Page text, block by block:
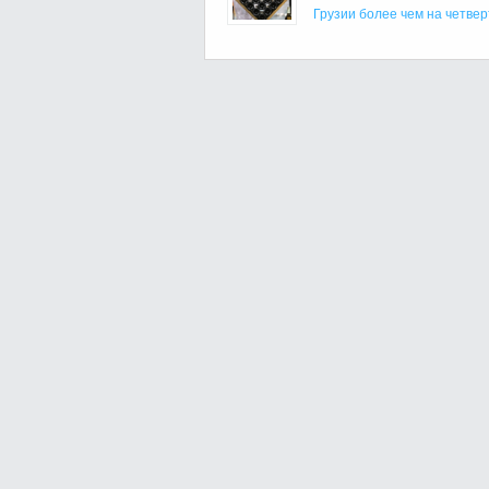
Грузии более чем на